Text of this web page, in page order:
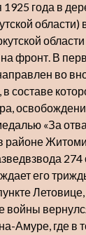
1925 года в
фронт. В
во
в составе
«За
его
Амуре, где